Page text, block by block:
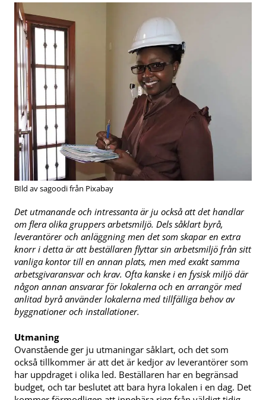
BIld av sagoodi från Pixabay
Det utmanande och intressanta är ju också att det handlar
om flera olika gruppers arbetsmiljö. Dels såklart byrå,
leverantörer och anläggning men det som skapar en extra
knorr i detta är att beställaren flyttar sin arbetsmiljö från sitt
vanliga kontor till en annan plats, men med exakt samma
arbetsgivaransvar och krav. Ofta kanske i en fysisk miljö där
någon annan ansvarar för lokalerna och en arrangör med
anlitad byrå använder lokalerna med tillfälliga behov av
byggnationer och installationer.
Utmaning
Ovanstående ger ju utmaningar såklart, och det som
också tillkommer är att det är kedjor av leverantörer som
har uppdraget i olika led. Beställaren har en begränsad
budget, och tar beslutet att bara hyra lokalen i en dag. Det